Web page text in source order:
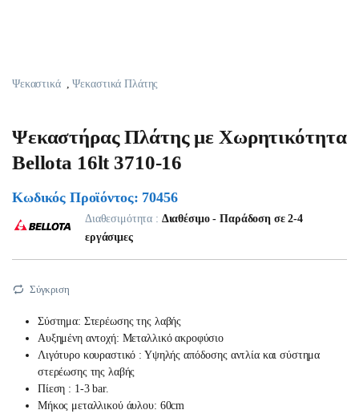
Ψεκαστικά ,Ψεκαστικά Πλάτης
Ψεκαστήρας Πλάτης με Χωρητικότητα
Bellota 16lt 3710-16
Κωδικός Προϊόντος: 70456
Διαθεσιμότητα : Διαθέσιμο - Παράδοση σε 2-4
εργάσιμες
Σύγκριση
Σύστημα: Στερέωσης της λαβής
Αυξημένη αντοχή: Μεταλλικό ακροφύσιο
Λιγότυρο κουραστικό : Υψηλής απόδοσης αντλία και σύστημα
στερέωσης της λαβής
Πίεση : 1-3 bar.
Μήκος μεταλλικού άυλου: 60cm